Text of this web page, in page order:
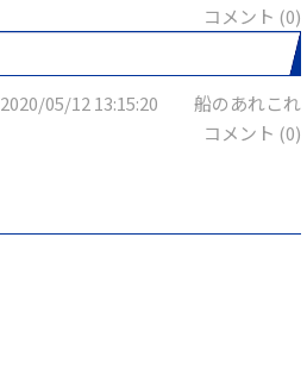
コメント (0)
2020/05/12 13:15:20 船のあれこれ
コメント (0)